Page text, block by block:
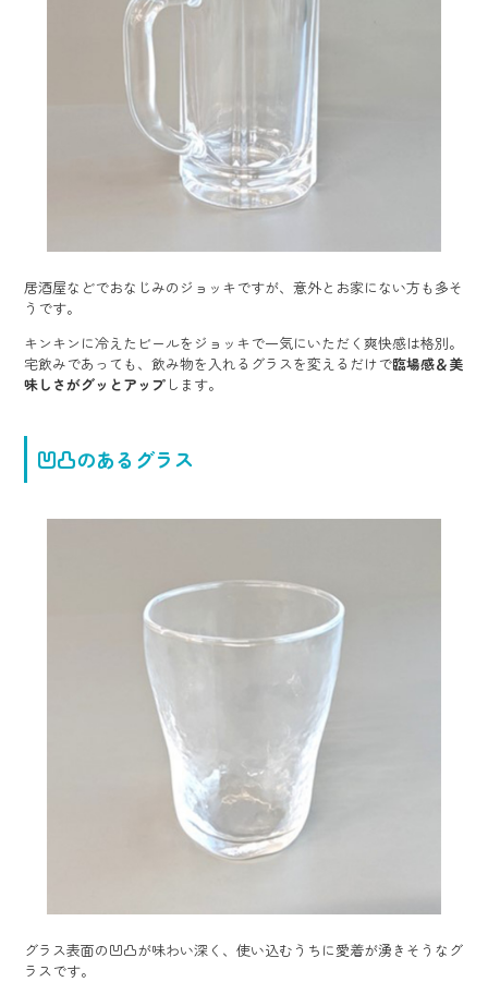
居酒屋などでおなじみのジョッキですが、意外とお家にない方も多そ
うです。
キンキンに冷えたビールをジョッキで一気にいただく爽快感は格別。
宅飲みであっても、飲み物を入れるグラスを変えるだけで臨場感＆美
味しさがグッとアップ します。
凹凸のあるグラス
グラス表面の凹凸が味わい深く、使い込むうちに愛着が湧きそうなグ
ラスです。